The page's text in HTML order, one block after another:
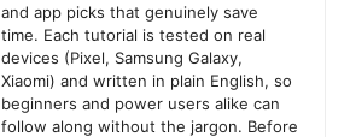
and app picks that genuinely save
time. Each tutorial is tested on real
devices (Pixel, Samsung Galaxy,
Xiaomi) and written in plain English, so
beginners and power users alike can
follow along without the jargon. Before